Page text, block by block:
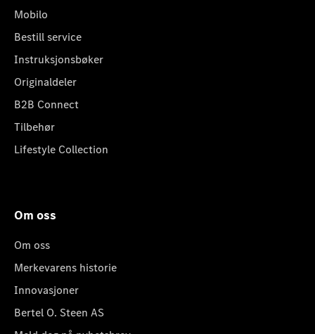
Mobilo
Bestill service
Instruksjonsbøker
Originaldeler
B2B Connect
Tilbehør
Lifestyle Collection
Om oss
Om oss
Merkevarens historie
Innovasjoner
Bertel O. Steen AS